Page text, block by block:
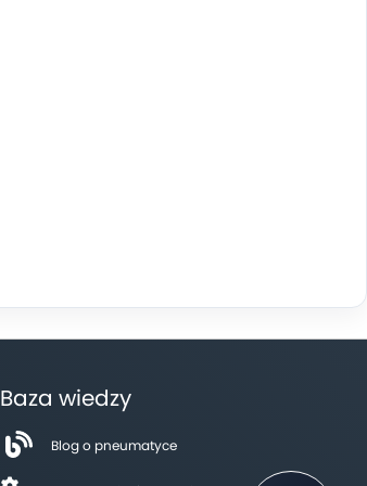
Baza wiedzy
Blog o pneumatyce